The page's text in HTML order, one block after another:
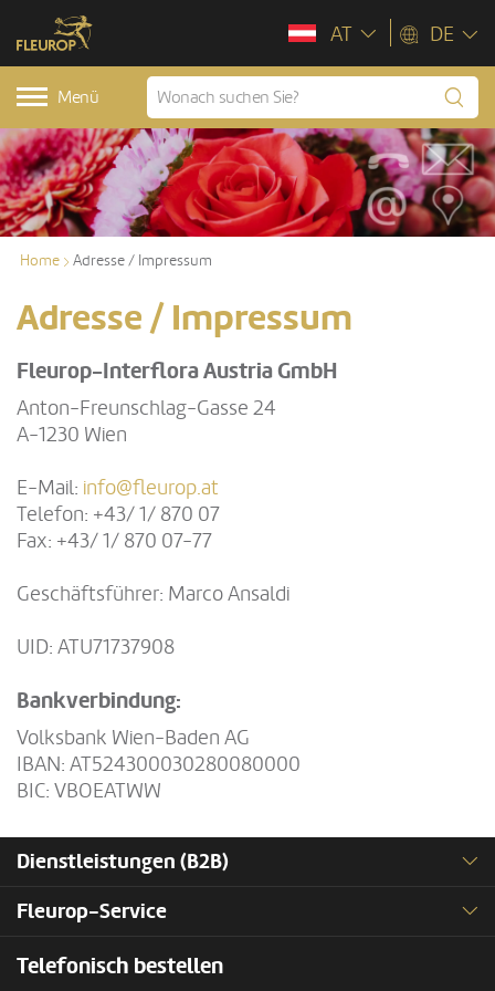
AT DE
Menü
Home Adresse / Impressum
Adresse / Impressum
Fleurop-Interflora Austria GmbH
Anton-Freunschlag-Gasse 24
A-1230 Wien
E-Mail: info@fleurop.at
Telefon: +43/ 1/ 870 07
Fax: +43/ 1/ 870 07-77
Geschäftsführer: Marco Ansaldi
UID: ATU71737908
Bankverbindung:
Volksbank Wien-Baden AG
IBAN: AT524300030280080000
BIC: VBOEATWW
Dienstleistungen (B2B)
Fleurop-Service
Telefonisch bestellen